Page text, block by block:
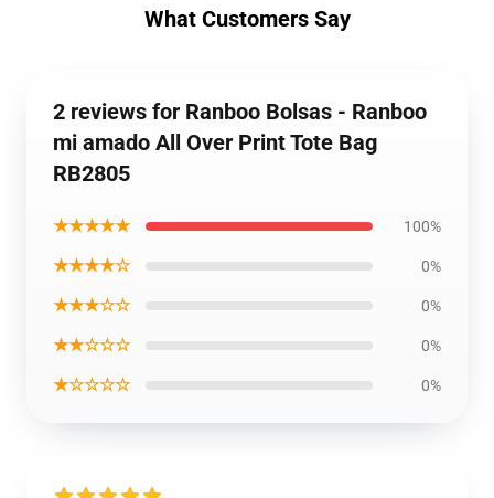
What Customers Say
2 reviews for Ranboo Bolsas - Ranboo
mi amado All Over Print Tote Bag
RB2805
★★★★★ 100%
★★★★☆ 0%
★★★☆☆ 0%
★★☆☆☆ 0%
★☆☆☆☆ 0%